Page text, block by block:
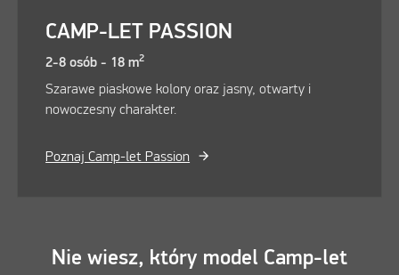
CAMP-LET PASSION
2-8 osób - 18 m2
Szarawe piaskowe kolory oraz jasny, otwarty i
nowoczesny charakter.
Poznaj Camp-let Passion
Nie wiesz, który model Camp-let